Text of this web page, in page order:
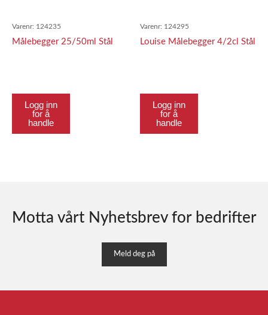
Varenr: 124235
Målebegger 25/50ml Stål
Logg inn
for å
handle
Varenr: 124295
Louise Målebegger 4/2cl Stål
Logg inn
for å
handle
Motta vårt Nyhetsbrev for bedrifter
Meld deg på